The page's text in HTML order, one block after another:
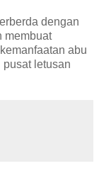
dengan
membuat
abu
pusat letusan